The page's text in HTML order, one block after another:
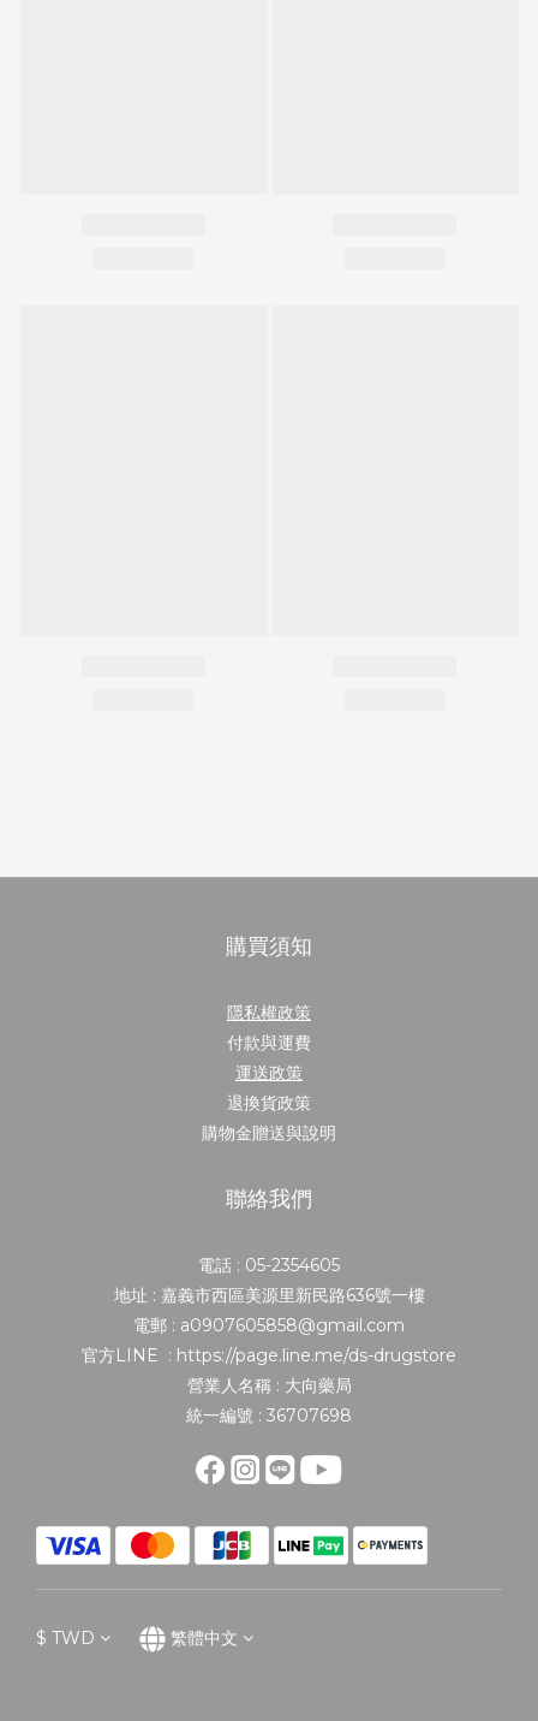
購買須知
隱私權政策
付款與運費
運送政策
退換貨政策
購物金贈送與說明
聯絡我們
電話 : 05-2354605
地址 : 嘉義市西區美源里新民路636號一樓
電郵 : a0907605858@gmail.com
官方LINE : https://page.line.me/ds-drugstore
營業人名稱 : 大向藥局
統一編號 : 36707698
$ TWD 繁體中文